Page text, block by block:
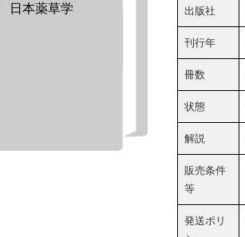
日本薬草学 出版社
刊行年
冊数
状態
解説
販売条件
等
発送ポリ